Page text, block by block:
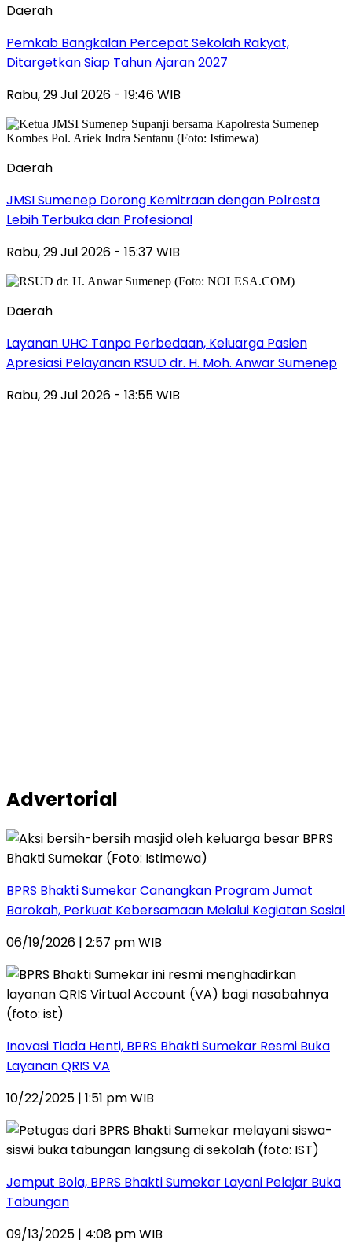
Daerah
Pemkab Bangkalan Percepat Sekolah Rakyat,
Ditargetkan Siap Tahun Ajaran 2027
Rabu, 29 Jul 2026 - 19:46 WIB
Daerah
JMSI Sumenep Dorong Kemitraan dengan Polresta
Lebih Terbuka dan Profesional
Rabu, 29 Jul 2026 - 15:37 WIB
Daerah
Layanan UHC Tanpa Perbedaan, Keluarga Pasien
Apresiasi Pelayanan RSUD dr. H. Moh. Anwar Sumenep
Rabu, 29 Jul 2026 - 13:55 WIB
Advertorial
BPRS Bhakti Sumekar Canangkan Program Jumat
Barokah, Perkuat Kebersamaan Melalui Kegiatan Sosial
06/19/2026 | 2:57 pm WIB
Inovasi Tiada Henti, BPRS Bhakti Sumekar Resmi Buka
Layanan QRIS VA
10/22/2025 | 1:51 pm WIB
Jemput Bola, BPRS Bhakti Sumekar Layani Pelajar Buka
Tabungan
09/13/2025 | 4:08 pm WIB